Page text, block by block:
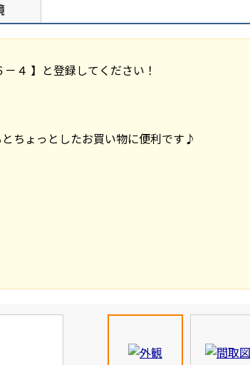
４ 】と登録してください！
ちょっとしたお買い物に便利です♪